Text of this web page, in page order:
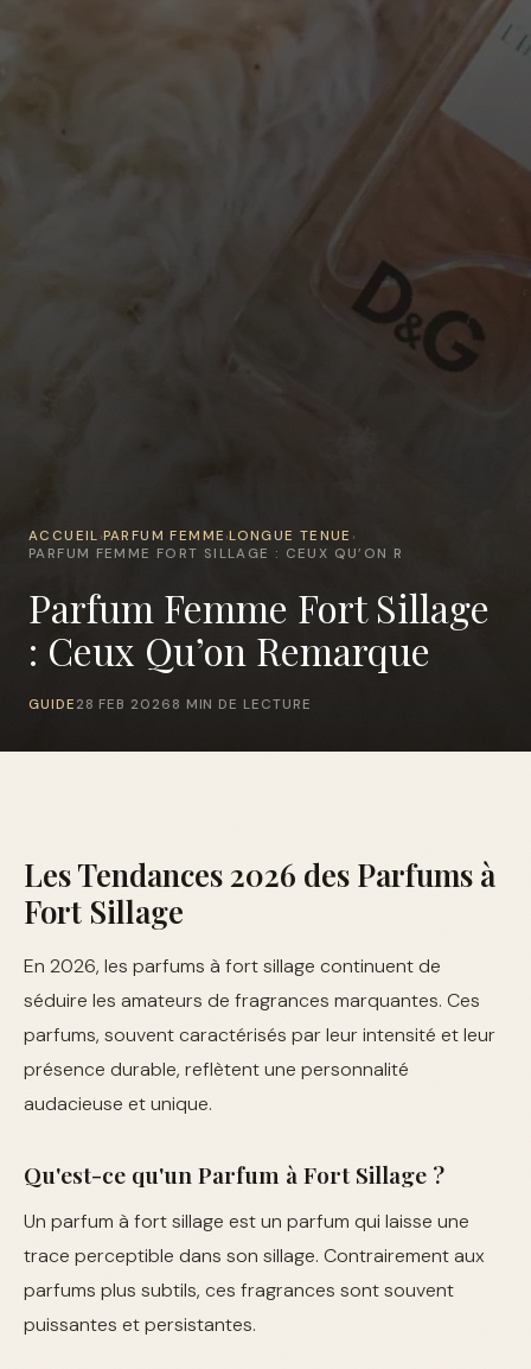
ACCUEIL ›PARFUM FEMME ›LONGUE TENUE ›
PARFUM FEMME FORT SILLAGE : CEUX QU’ON R
Parfum Femme Fort Sillage
: Ceux Qu’on Remarque
GUIDE 28 FEB 2026 8 MIN DE LECTURE
Les Tendances 2026 des Parfums à
Fort Sillage
En 2026, les parfums à fort sillage continuent de
séduire les amateurs de fragrances marquantes. Ces
parfums, souvent caractérisés par leur intensité et leur
présence durable, reflètent une personnalité
audacieuse et unique.
Qu'est-ce qu'un Parfum à Fort Sillage ?
Un parfum à fort sillage est un parfum qui laisse une
trace perceptible dans son sillage. Contrairement aux
parfums plus subtils, ces fragrances sont souvent
puissantes et persistantes.